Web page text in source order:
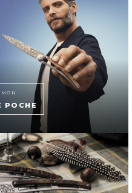
POCHE